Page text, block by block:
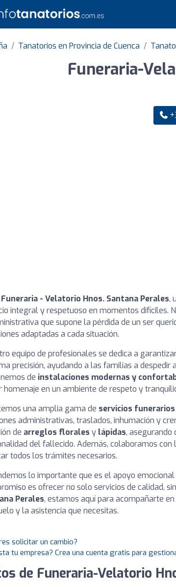
Tanatorios en Provincia de Cuenca
Funeraria-
Funeraria - Velatorio Hnos. Santana Perales,
integral y respetuoso en momentos difíciles.
que supone la pérdida de un ser
adaptadas a cada situación.
equipo de profesionales se dedica a
precisión, ayudando a las familias a despedir
de instalaciones modernas y
homenaje en un ambiente de respeto y
una amplia gama de servicios funerarios
administrativas, traslados, inhumación y
de arreglos florales y lápidas, asegurando
del fallecido. Además, colaboramos
todos los trámites necesarios.
lo importante que es el apoyo
es ofrecer no solo servicios de calidad,
Perales, estamos aquí para acompañarte
y la asistencia que necesitas.
solicitar un cambio?
tu empresa? Crea una cuenta gratis para
de Funeraria-Velatorio